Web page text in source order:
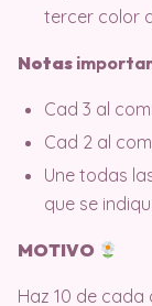
tercer color
Notas
Cad 3 al
Cad 2 al
Une todas
que se
MOTIVO
Haz 10 de cada